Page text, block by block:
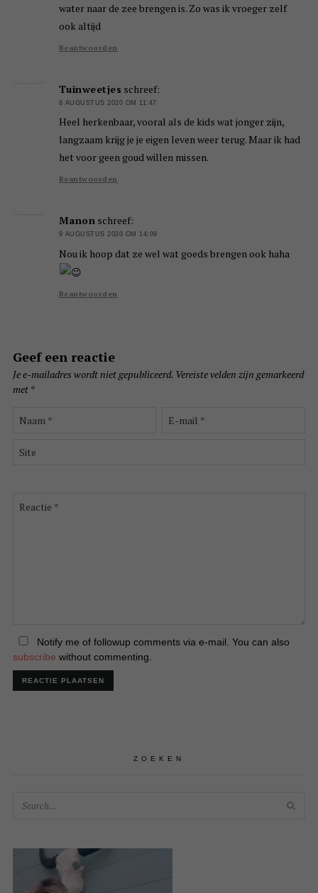
water naar de zee brengen is. Zo was ik vroeger zelf
ook altijd
Beantwoorden
Tuinweetjes schreef:
8 AUGUSTUS 2020 OM 11:47
Heel herkenbaar, vooral als de kids wat jonger zijn,
langzaam krijg je je eigen leven weer terug. Maar ik had
het voor geen goud willen missen.
Beantwoorden
Manon schreef:
9 AUGUSTUS 2020 OM 14:09
Nou ik hoop dat ze wel wat goeds brengen ook haha
Beantwoorden
Geef een reactie
Je e-mailadres wordt niet gepubliceerd. Vereiste velden zijn gemarkeerd
met *
Notify me of followup comments via e-mail. You can also
subscribe without commenting.
ZOEKEN